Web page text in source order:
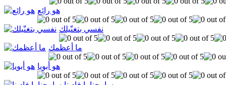
هو رائع
نفسي بتغنّيلك
ما أعظمك
هو أبويا